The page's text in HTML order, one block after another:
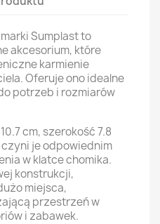
Sumplast to
akcesorium, które
karmienie
Oferuje ono idealne
potrzeb i rozmiarów
cm, szerokość 7.8
czyni je odpowiednim
w klatce chomika.
konstrukcji,
miejsca,
przestrzeń w
i zabawek.